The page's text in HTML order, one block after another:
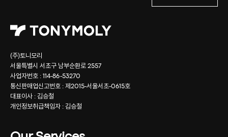
(주)토니모리
서울특별시 서초구 남부순환로 2557
사업자번호 : 114-86-53270
통신판매업신고번호 : 제2015-서울서초-0615호
대표이사 : 김승철
개인정보취급책임자 : 김승철